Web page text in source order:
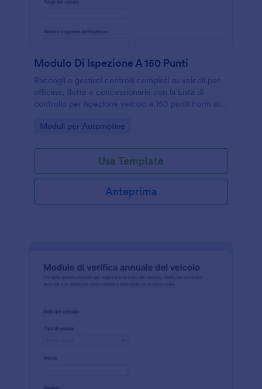
Modulo Di Ispezione A 150 Punti
Raccogli e gestisci controlli completi su veicoli per
officine, flotte e concessionarie con la Lista di
controllo per ispezione veicolo a 150 punti Form di
preconsegna e valutazione dell’usato.
Go to Category:
Moduli per Automotive
Usa Template
Anteprima